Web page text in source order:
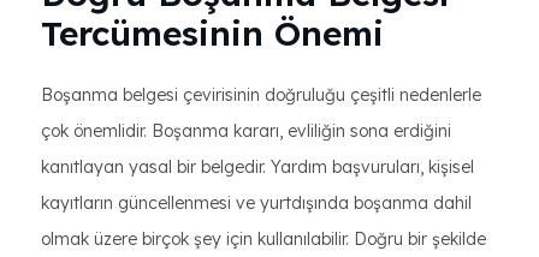
Tercümesinin Önemi
Boşanma belgesi çevirisinin doğruluğu çeşitli nedenlerle
çok önemlidir. Boşanma kararı, evliliğin sona erdiğini
kanıtlayan yasal bir belgedir. Yardım başvuruları, kişisel
kayıtların güncellenmesi ve yurtdışında boşanma dahil
olmak üzere birçok şey için kullanılabilir. Doğru bir şekilde